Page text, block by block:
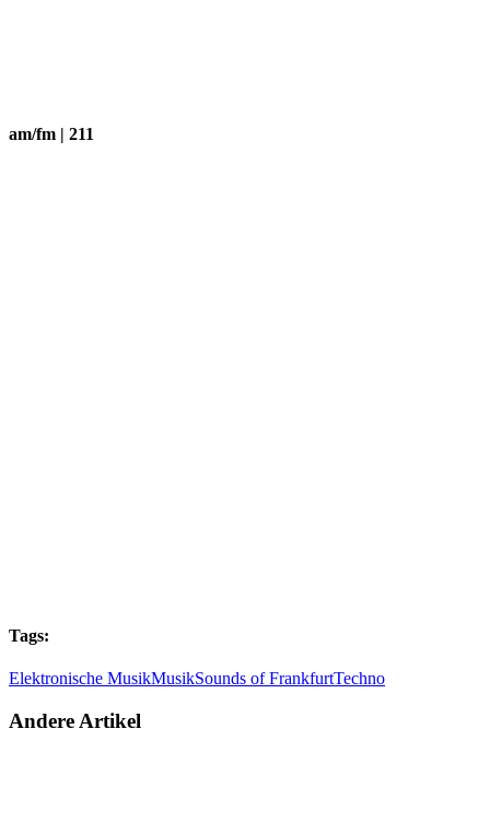
am/fm | 211
Tags:
Elektronische MusikMusikSounds of FrankfurtTechno
Andere Artikel